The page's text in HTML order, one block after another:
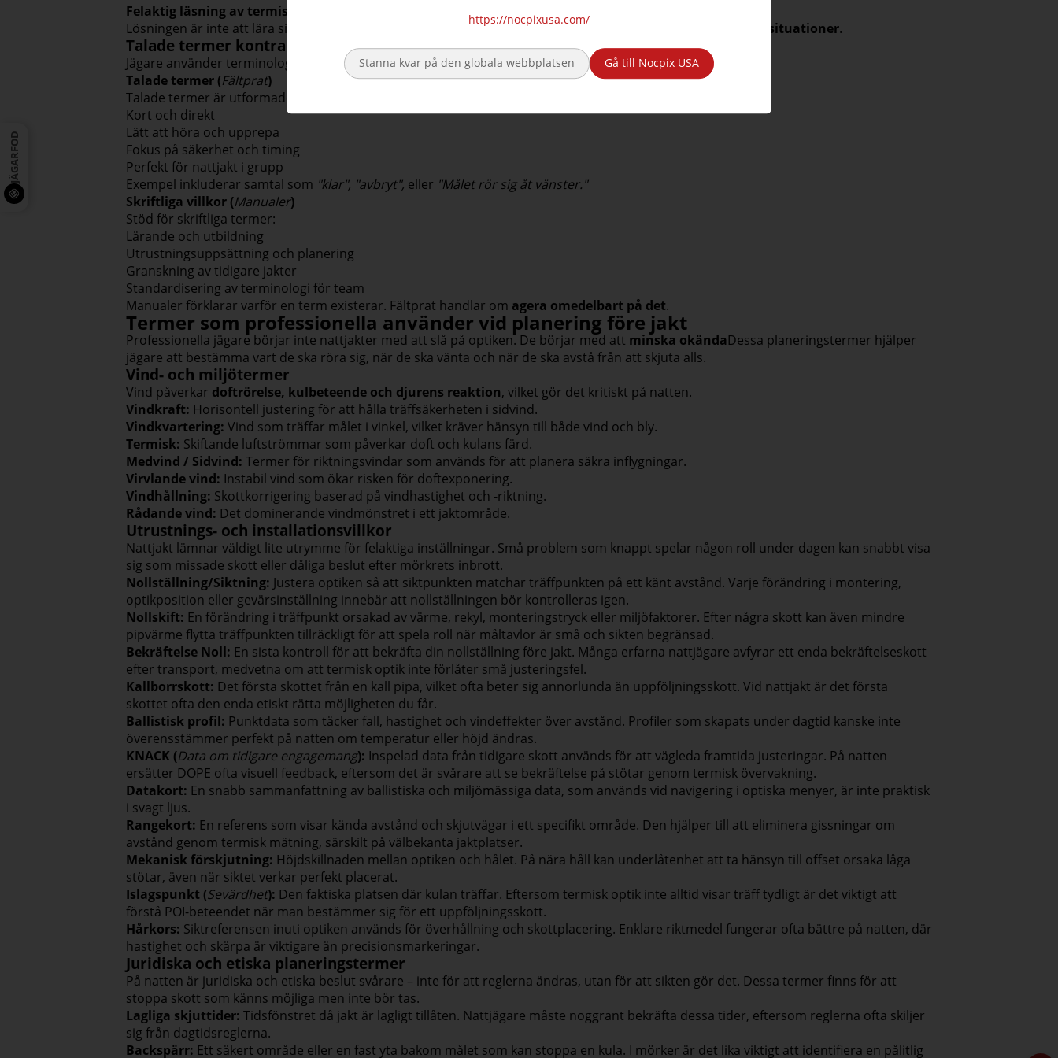
Felaktig läsning av termiska signaler
, förvirrande vegetation, terrängvärme eller människor med djur.
Lösningen är inte att lära sig fler termer – det är att lära sigvilka termer som faktiskt spelar roll i verkliga situationer.
Talade termer kontra skriftliga termer (Fältprat kontra manualer )
Jägare använder terminologi på två väldigt olika sätt: på fältetochunder förberedelserna.
Talade termer (Fältprat)
Talade termer är utformade för
Kort och direkt
Lätt att höra och upprepa
Fokus på säkerhet och timing
Perfekt för nattjakt i grupp
Exempel inkluderar samtal som "klar", "avbryt", eller "Målet rör sig åt vänster."
Skriftliga villkor (Manualer)
Stöd för skriftliga termer:
Lärande och utbildning
Utrustningsuppsättning och planering
Granskning av tidigare jakter
Standardisering av terminologi för team
Manualer förklarar varför en term existerar. Fältprat handlar om agera omedelbart på det.
Termer som professionella använder vid planering före jakt
Professionella jägare börjar inte nattjakter med att slå på optiken. De börjar med att minska okändaDessa planeringstermer hjälper
jägare att bestämma vart de ska röra sig, när de ska vänta och när de ska avstå från att skjuta alls.
Vind- och miljötermer
Vind påverkar doftrörelse, kulbeteende och djurens reaktion, vilket gör det kritiskt på natten.
Vindkraft: Horisontell justering för att hålla träffsäkerheten i sidvind.
Vindkvartering: Vind som träffar målet i vinkel, vilket kräver hänsyn till både vind och bly.
Termisk: Skiftande luftströmmar som påverkar doft och kulans färd.
Medvind / Sidvind: Termer för riktningsvindar som används för att planera säkra inflygningar.
Virvlande vind: Instabil vind som ökar risken för doftexponering.
Vindhållning: Skottkorrigering baserad på vindhastighet och -riktning.
Rådande vind: Det dominerande vindmönstret i ett jaktområde.
Utrustnings- och installationsvillkor
Nattjakt lämnar väldigt lite utrymme för felaktiga inställningar. Små problem som knappt spelar någon roll under dagen kan snabbt visa
sig som missade skott eller dåliga beslut efter mörkrets inbrott.
Nollställning/Siktning: Justera optiken så att siktpunkten matchar träffpunkten på ett känt avstånd. Varje förändring i montering,
optikposition eller gevärsinställning innebär att nollställningen bör kontrolleras igen.
Nollskift: En förändring i träffpunkt orsakad av värme, rekyl, monteringstryck eller miljöfaktorer. Efter några skott kan även mindre
pipvärme flytta träffpunkten tillräckligt för att spela roll när måltavlor är små och sikten begränsad.
Bekräftelse Noll: En sista kontroll för att bekräfta din nollställning före jakt. Många erfarna nattjägare avfyrar ett enda bekräftelseskott
efter transport, medvetna om att termisk optik inte förlåter små justeringsfel.
Kallborrskott: Det första skottet från en kall pipa, vilket ofta beter sig annorlunda än uppföljningsskott. Vid nattjakt är det första
skottet ofta den enda etiskt rätta möjligheten du får.
Ballistisk profil: Punktdata som täcker fall, hastighet och vindeffekter över avstånd. Profiler som skapats under dagtid kanske inte
överensstämmer perfekt på natten om temperatur eller höjd ändras.
KNACK (Data om tidigare engagemang): Inspelad data från tidigare skott används för att vägleda framtida justeringar. På natten
ersätter DOPE ofta visuell feedback, eftersom det är svårare att se bekräftelse på stötar genom termisk övervakning.
Datakort: En snabb sammanfattning av ballistiska och miljömässiga data, som används vid navigering i optiska menyer, är inte praktisk
i svagt ljus.
Rangekort: En referens som visar kända avstånd och skjutvägar i ett specifikt område. Den hjälper till att eliminera gissningar om
avstånd genom termisk mätning, särskilt på välbekanta jaktplatser.
Mekanisk förskjutning: Höjdskillnaden mellan optiken och hålet. På nära håll kan underlåtenhet att ta hänsyn till offset orsaka låga
stötar, även när siktet verkar perfekt placerat.
Islagspunkt (Sevärdhet): Den faktiska platsen där kulan träffar. Eftersom termisk optik inte alltid visar träff tydligt är det viktigt att
förstå POI-beteendet när man bestämmer sig för ett uppföljningsskott.
Hårkors: Siktreferensen inuti optiken används för överhållning och skottplacering. Enklare riktmedel fungerar ofta bättre på natten, där
hastighet och skärpa är viktigare än precisionsmarkeringar.
Juridiska och etiska planeringstermer
På natten är juridiska och etiska beslut svårare – inte för att reglerna ändras, utan för att sikten gör det. Dessa termer finns för att
stoppa skott som känns möjliga men inte bör tas.
Lagliga skjuttider: Tidsfönstret då jakt är lagligt tillåten. Nattjägare måste noggrant bekräfta dessa tider, eftersom reglerna ofta skiljer
sig från dagtidsreglerna.
Backspärr: Ett säkert område eller en fast yta bakom målet som kan stoppa en kula. I mörker är det lika viktigt att identifiera en pålitlig
JÄGARFOD
https://nocpixusa.com/
Stanna kvar på den globala webbplatsen Gå till Nocpix USA